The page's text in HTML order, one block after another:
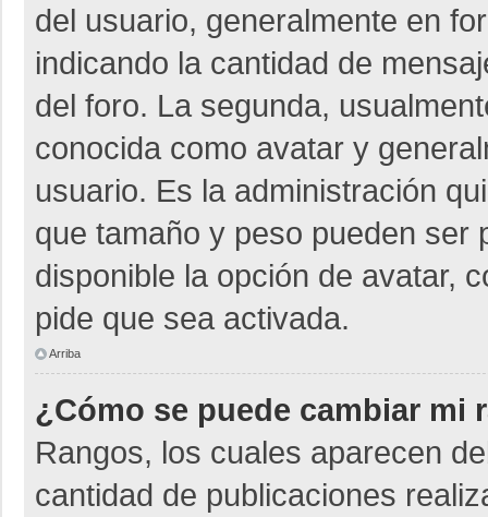
del usuario, generalmente en
indicando la cantidad de
del foro. La segunda,
conocida como avatar y
usuario. Es la administración
que tamaño y peso pueden ser
disponible la opción de avatar,
pide que sea activada.
Arriba
¿Cómo se puede cambiar mi
Rangos, los cuales aparecen
cantidad de publicaciones